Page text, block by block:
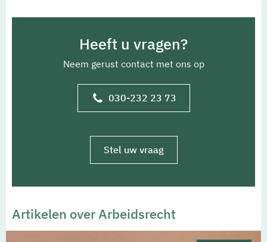
Heeft u vragen?
Neem gerust contact met ons op
030-232 23 73
Stel uw vraag
Artikelen over Arbeidsrecht